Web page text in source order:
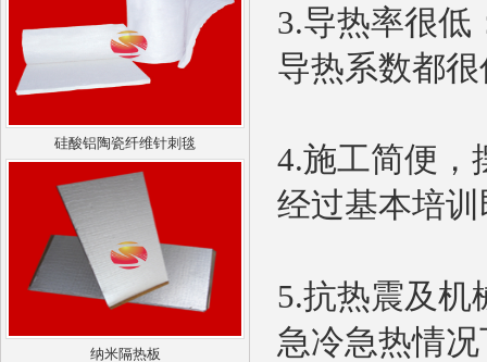
3.导热率很低
导热系数都
4.施工简便，
经过基本培
5.抗热震及机
急冷急热情